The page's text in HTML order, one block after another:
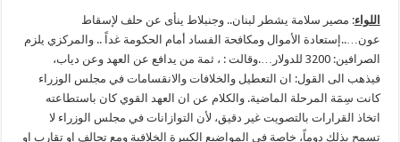
اللواء: مصير سلامة يشطر لبنان.. وجنبلاط ينأى عن حلف لإسقاط
عون…..إستعادة الأموال ومكافحة الفساد أمام الحكومة غداً .. والمركزي يلزم
الصرافين: 3200 للدولار….وقالت : ، ثمة من يدافع عن العهد وعن دياب،
فيذهب الى القول: ان التعطيل والخلافات والانقسامات في مجلس الوزراء
كانت سِمَة المرحلة الماضية. والكلام عن ان العهد القوي كان باستطاعته
اتخاذ القرارات بالتصويت غير دقيق، لأن التوازانات في مجلس الوزراء لا
تسمح بذلك دوماً، خاصة في المواضيع الكبيرة الخلافية ومع تحالف او تقارب او